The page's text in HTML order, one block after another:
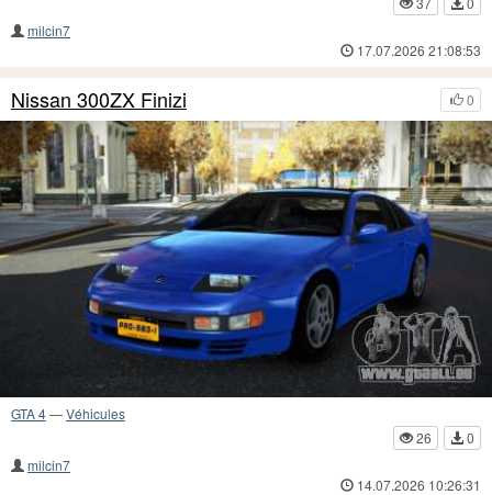
milcin7
17.07.2026 21:08:53
0
Nissan 300ZX Finizi
GTA 4—Véhicules
26
0
milcin7
14.07.2026 10:26:31